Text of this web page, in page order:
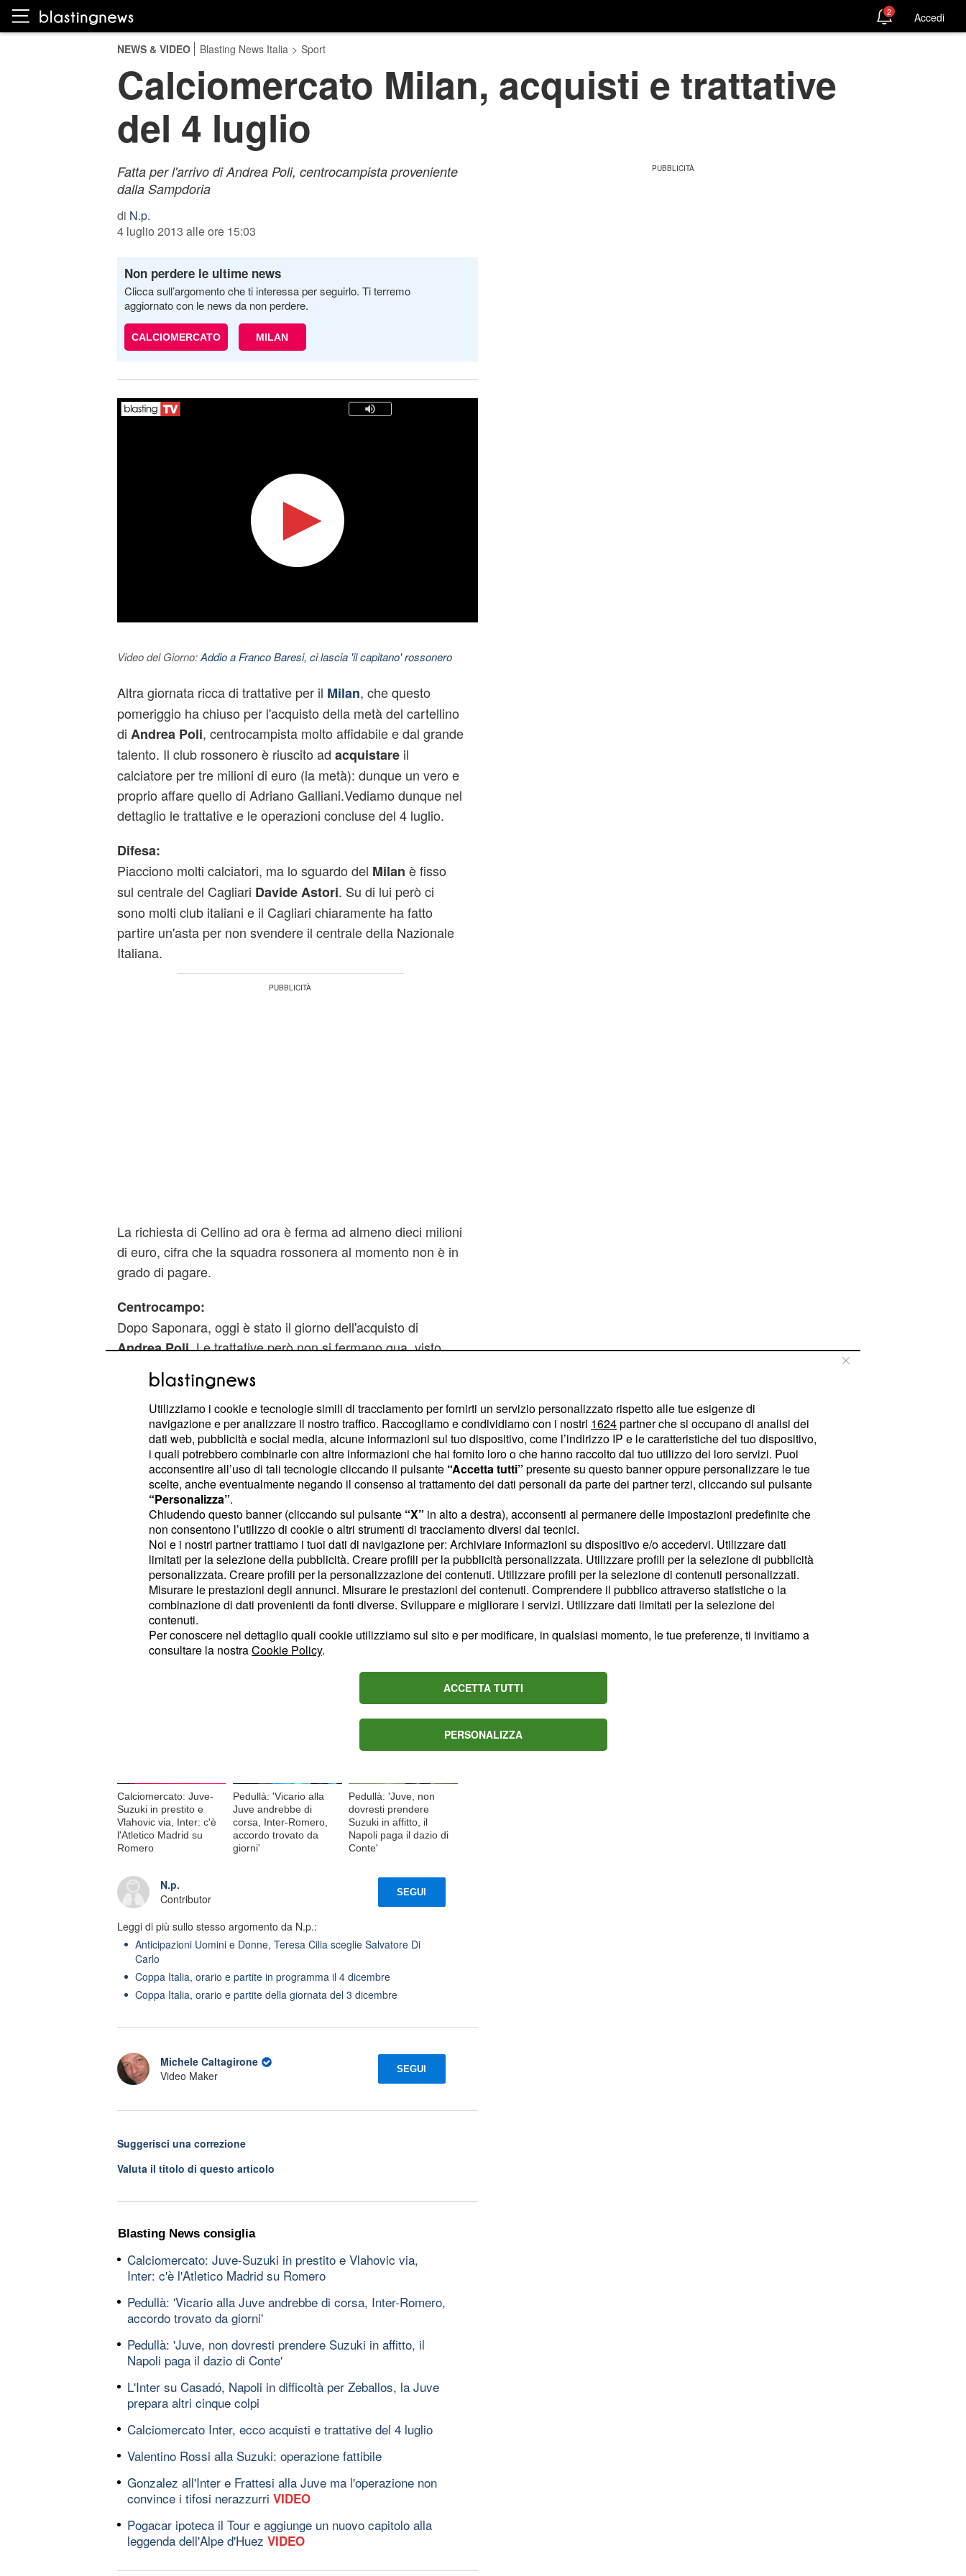
2 Accedi
NEWS & VIDEO Blasting News Italia > Sport
Calciomercato Milan, acquisti e trattative
del 4 luglio
Fatta per l'arrivo di Andrea Poli, centrocampista proveniente
dalla Sampdoria
di N.p.
4 luglio 2013 alle ore 15:03
Non perdere le ultime news
Clicca sull’argomento che ti interessa per seguirlo. Ti terremo
aggiornato con le news da non perdere.
CALCIOMERCATO MILAN
Video del Giorno:Addio a Franco Baresi, ci lascia 'il capitano' rossonero
Altra giornata ricca di trattative per il Milan, che questo
pomeriggio ha chiuso per l'acquisto della metà del cartellino
di Andrea Poli, centrocampista molto affidabile e dal grande
talento. Il club rossonero è riuscito ad acquistareil
calciatore per tre milioni di euro (la metà): dunque un vero e
proprio affare quello di Adriano Galliani.Vediamo dunque nel
dettaglio le trattative e le operazioni concluse del 4 luglio.
Difesa:
Piacciono molti calciatori, ma lo sguardo del Milan è fisso
sul centrale del Cagliari Davide Astori. Su di lui però ci
sono molti club italiani e il Cagliari chiaramente ha fatto
partire un'asta per non svendere il centrale della Nazionale
Italiana.
La richiesta di Cellino ad ora è ferma ad almeno dieci milioni
di euro, cifra che la squadra rossonera al momento non è in
grado di pagare.
Centrocampo:
Dopo Saponara, oggi è stato il giorno dell'acquisto di
Andrea Poli. Le trattative però non si fermano qua, visto
che probabilmente il Milan tenterà di acquistare un altro
giocatore in grado di fare il vice Montolivo, in quanto con
quasi ogni probabilità Flamini non rinnoverà con il club
rossonero.
Attacco:
In avanti l'obiettivo primario è il giapponeseHonda.
L'attaccante è seguito anche in Premier League, ma ha
giurato amore verso il club di Berlusconi. Tanto che
l'accordo con il calciatore c'è già, ma manca ancora il sì
della società di appartenenza del cartellino. Il Milan fino ad
ora ha offerto due milioni euro, visto che il contratto del
giapponese scadrà il prossimo dicembre.
© RIPRODUZIONE VIETATA
Content sponsored by Outbrain
Calciomercato: Juve-
Suzuki in prestito e
Vlahovic via, Inter: c'è
l'Atletico Madrid su
Romero
Pedullà: 'Vicario alla
Juve andrebbe di
corsa, Inter-Romero,
accordo trovato da
giorni'
Pedullà: 'Juve, non
dovresti prendere
Suzuki in affitto, il
Napoli paga il dazio di
Conte'
N.p.
Contributor
SEGUI
Leggi di più sullo stesso argomento da N.p.:
Anticipazioni Uomini e Donne, Teresa Cilia sceglie Salvatore Di
Carlo
Coppa Italia, orario e partite in programma il 4 dicembre
Coppa Italia, orario e partite della giornata del 3 dicembre
Michele Caltagirone
Video Maker
SEGUI
Suggerisci una correzione
Valuta il titolo di questo articolo
Blasting News consiglia
Calciomercato: Juve-Suzuki in prestito e Vlahovic via,
Inter: c'è l'Atletico Madrid su Romero
Pedullà: 'Vicario alla Juve andrebbe di corsa, Inter-Romero,
accordo trovato da giorni'
Pedullà: 'Juve, non dovresti prendere Suzuki in affitto, il
Napoli paga il dazio di Conte'
L'Inter su Casadó, Napoli in difficoltà per Zeballos, la Juve
prepara altri cinque colpi
Calciomercato Inter, ecco acquisti e trattative del 4 luglio
Valentino Rossi alla Suzuki: operazione fattibile
Gonzalez all'Inter e Frattesi alla Juve ma l'operazione non
convince i tifosi nerazzurri VIDEO
Pogacar ipoteca il Tour e aggiunge un nuovo capitolo alla
leggenda dell'Alpe d'Huez VIDEO
Utilizziamo i cookie e tecnologie simili di tracciamento per fornirti un servizio personalizzato rispetto alle tue esigenze di
navigazione e per analizzare il nostro traffico. Raccogliamo e condividiamo con i nostri 1624partner che si occupano di analisi dei
dati web, pubblicità e social media, alcune informazioni sul tuo dispositivo, come l’indirizzo IP e le caratteristiche del tuo dispositivo,
i quali potrebbero combinarle con altre informazioni che hai fornito loro o che hanno raccolto dal tuo utilizzo dei loro servizi. Puoi
acconsentire all’uso di tali tecnologie cliccando il pulsante “Accetta tutti” presente su questo banner oppure personalizzare le tue
scelte, anche eventualmente negando il consenso al trattamento dei dati personali da parte dei partner terzi, cliccando sul pulsante
“Personalizza”.
Chiudendo questo banner (cliccando sul pulsante “X” in alto a destra), acconsenti al permanere delle impostazioni predefinite che
non consentono l’utilizzo di cookie o altri strumenti di tracciamento diversi dai tecnici.
Noi e i nostri partner trattiamo i tuoi dati di navigazione per: Archiviare informazioni su dispositivo e/o accedervi. Utilizzare dati
limitati per la selezione della pubblicità. Creare profili per la pubblicità personalizzata. Utilizzare profili per la selezione di pubblicità
personalizzata. Creare profili per la personalizzazione dei contenuti. Utilizzare profili per la selezione di contenuti personalizzati.
Misurare le prestazioni degli annunci. Misurare le prestazioni dei contenuti. Comprendere il pubblico attraverso statistiche o la
combinazione di dati provenienti da fonti diverse. Sviluppare e migliorare i servizi. Utilizzare dati limitati per la selezione dei
contenuti.
Per conoscere nel dettaglio quali cookie utilizziamo sul sito e per modificare, in qualsiasi momento, le tue preferenze, ti invitiamo a
consultare la nostraCookie Policy.
ACCETTA TUTTI
PERSONALIZZA